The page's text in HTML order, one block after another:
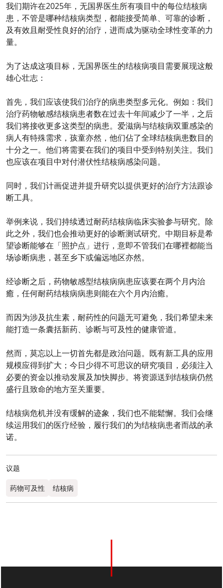
我们期许在2025年，无国界医生所有项目中的每位结核病
患，不管是哪种结核病类型，都能接受简单、可靠的诊断，
及有效且耐受性良好的治疗，进而成为驱动全球性变革的力
量。
为了达成这项目标，无国界医生的结核病项目需要展现这般
雄心壮志：
首先，我们应该使我们治疗的病患类型多元化。例如：我们
治疗药物敏感结核病患者数在过去十年间减少了一半，之后
我们将接收更多这类型的病患。爱滋病与结核病双重感染的
病人有特殊需求，孩童亦然，他们佔了全球结核病患数目的
十分之一。他们将需要在我们的项目中受到特别关注。我们
也应该在项目中对付潜伏性结核病感染问题。
同时，我们计画促进并提升研究以提供更好的治疗方法跟诊
断工具。
举例来说，我们持续透过耐药结核病临床实验参与研究。除
此之外，我们也会推动更好的诊断测试研究。中期目标是希
望诊断能够在「照护点」进行，意即不管我们在哪裡都能当
场诊断病患，甚至乡下或偏远地区亦然。
经诊断之后，药物敏感型结核病病患应该要在两个月内治
癒，任何耐药结核病病患则能在六个月内治癒。
而因为涉及抗生素，耐药性的问题无可避免，我们希望未来
能打造一条囊括新药、诊断与可及性的健康管道。
然而，莫忘以上一切首先都是政治问题。既有新工具的应用
规模应得到扩大；今日少得不可思议的研究项目，必须注入
必要的资金以推动发展及加快脚步。将资源送到结核病仍然
盛行且致命的地方至关重要。
结核病危机并没有缓解的迹象，我们也不能鬆懈。我们会继
续运用我们的医疗经验，履行我们的为结核病患者而战的承
诺。
议题
药物可及性 结核病